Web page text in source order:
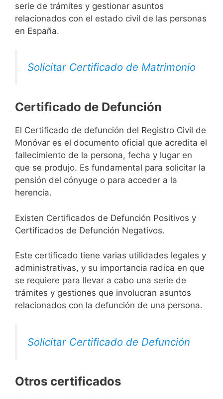
serie de trámites y gestionar asuntos
relacionados con el estado civil de las personas
en España.
Solicitar Certificado de Matrimonio
Certificado de Defunción
El Certificado de defunción del Registro Civil de
Monóvar es el documento oficial que acredita el
fallecimiento de la persona, fecha y lugar en
que se produjo. Es fundamental para solicitar la
pensión del cónyuge o para acceder a la
herencia.
Existen Certificados de Defunción Positivos y
Certificados de Defunción Negativos.
Este certificado tiene varias utilidades legales y
administrativas, y su importancia radica en que
se requiere para llevar a cabo una serie de
trámites y gestiones que involucran asuntos
relacionados con la defunción de una persona.
Solicitar Certificado de Defunción
Otros certificados